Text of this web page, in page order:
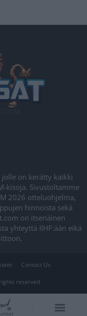
on kerätty kaikki
kisoja. Sivustoltamme
2026 otteluohjelma,
hinnoista sekä
on itsenäinen
yhteyttä IIHF:ään eikä
Contact Us
reserved